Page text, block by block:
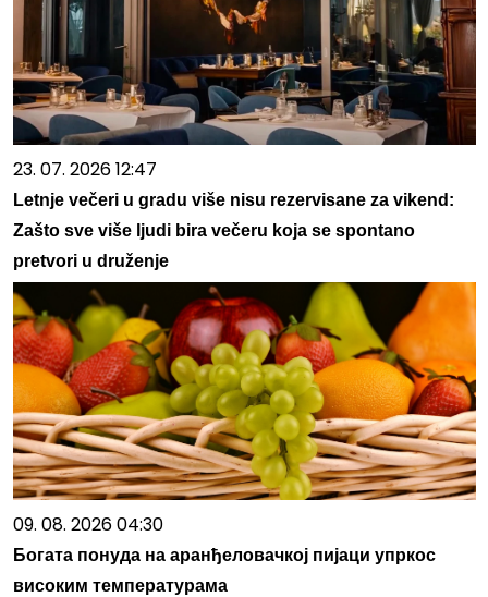
23. 07. 2026 12:47
Letnje večeri u gradu više nisu rezervisane za vikend:
Zašto sve više ljudi bira večeru koja se spontano
pretvori u druženje
09. 08. 2026 04:30
Богата понуда на аранђеловачкој пијаци упркос
високим температурама